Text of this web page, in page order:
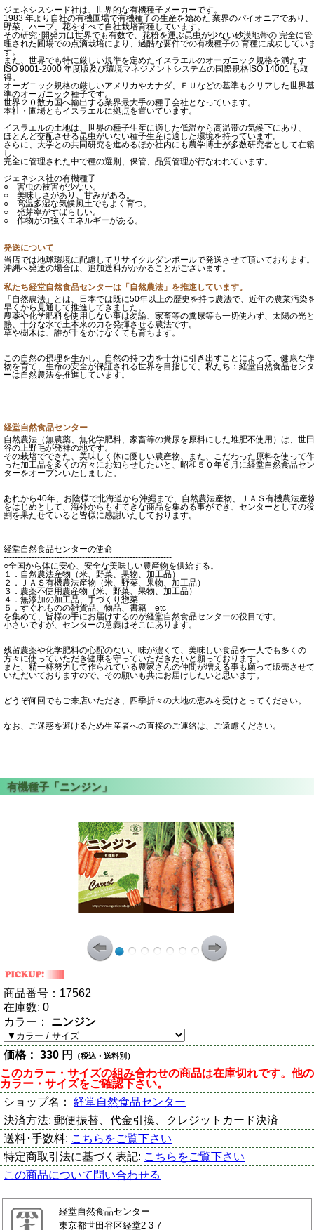
ジェネシスシード社は、世界的な有機種子メーカーです。
1983 年より自社の有機圃場で有機種子の生産を始めた 業界のパイオニアであり、
野菜、ハーブ、花をすべて自社栽培育種しています。
その研究･開発力は世界でも有数で、花粉を運ぶ昆虫が少ない砂漠地帯の 完全に管
理された圃場での点滴栽培により、過酷な要件での有機種子の 育種に成功してい
す。
また、世界でも特に厳しい規準を定めたイスラエルのオーガニック規格を満たす
ISO 9001-2000 年度版及び環境マネジメントシステムの国際規格ISO 14001 も取
得。
オーガニック規格の厳しいアメリカやカナダ、ＥＵなどの基準もクリアした世界基
準のオーガニック種子です。
世界２０数カ国へ輸出する業界最大手の種子会社となっています。
本社・圃場ともイスラエルに拠点を置いています。
イスラエルの土地は、世界の種子生産に適した低温から高温帯の気候下にあり、
ほとんど交配させる昆虫がいない種子生産に適した環境を持っています。
さらに、大学との共同研究を進めるほか社内にも農学博士が多数研究者として在籍
し、
完全に管理された中で種の選別、保管、品質管理が行なわれています。
ジェネシス社の有機種子
○ 害虫の被害が少ない。
○ 美味しさがあり、甘みがある。
○ 高温多湿な気候風土でもよく育つ。
○ 発芽率がすばらしい。
○ 作物が力強くエネルギーがある。
発送について
当店では地球環境に配慮してリサイクルダンボールで発送させて頂いております。
沖縄へ発送の場合は、追加送料がかかることがございます。
私たち経堂自然食品センターは「自然農法」を推進しています。
「自然農法」とは、日本では既に50年以上の歴史を持つ農法で、近年の農業汚染
早くから見通して推進してきました。
農薬や化学肥料を使用しない事は勿論、家畜等の糞尿等も一切使わず、太陽の光と
熱、十分な水で土本来の力を発揮させる農法です。
草や樹木は、誰が手をかけなくても育ちます。
この自然の摂理を生かし、自然の持つ力を十分に引き出すことによって、健康な作
物を育て、生命の安全が保証される世界を目指して、私たち：経堂自然食品センタ
ーは自然農法を推進しています。
経堂自然食品センター
自然農法（無農薬、無化学肥料、家畜等の糞尿を原料にした堆肥不使用）は、世田
谷の上野毛が発祥の地です。
その栽培でできた、美味しく体に優しい農産物、また、こだわった原料を使って作
った加工品を多くの方々にお知らせしたいと、昭和５０年６月に経堂自然食品セン
ターをオープンいたしました。
あれから40年、お陰様で北海道から沖縄まで、自然農法産物、ＪＡＳ有機農法産
をはじめとして、海外からもすてきな商品を集める事ができ、センターとしての役
割を果たせていると皆様に感謝いたしております。
経堂自然食品センターの使命
------------------------------------------------------------
○全国から体に安心、安全な美味しい農産物を供給する。
１．自然農法産物（米、野菜、果物、加工品）
２．ＪＡＳ有機農法産物（米、野菜、果物、加工品）
３．農薬不使用農産物（米、野菜、果物、加工品）
４．無添加の加工品、手づくり惣菜
５．すぐれものの雑貨品、物品、書籍 etc
を集めて、皆様の手にお届けするのが経堂自然食品センターの役目です。
小さいですが、センターの意義はそこにあります。
残留農薬や化学肥料の心配のない、味が濃くて、美味しい食品を一人でも多くの
方々に使っていただき健康を守っていただきたいと願っております。
また、精一杯努力して作られている農家さんの仲間が増える事も願って販売させて
いただいておりますので、その願いも共にお届けしたいと思います。
どうぞ何回でもご来店いただき、四季折々の大地の恵みを受けとってください。
なお、ご迷惑を避けるため生産者への直接のご連絡は、ご遠慮ください。
商品番号： 17562
在庫数: 0
カラー： ニンジン
価格： 330 円 （税込・送料別）
このカラー・サイズの組み合わせの商品は在庫切れです。他の
カラー・サイズをご確認下さい。
ショップ名： 経堂自然食品センター
決済方法: 郵便振替、代金引換、クレジットカード決済
送料･手数料: こちらをご覧下さい
特定商取引法に基づく表記: こちらをご覧下さい
この商品について問い合わせる
経堂自然食品センター
東京都世田谷区経堂2-3-7